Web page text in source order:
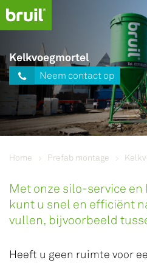
Kelkvoegmortel
Neem contact op
Home Prefab montage
Met onze silo-service
kunt u snel en efficiënt
vullen, bijvoorbeeld
Heeft u geen ruimte voor